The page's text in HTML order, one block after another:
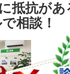
抵抗があ
相談！